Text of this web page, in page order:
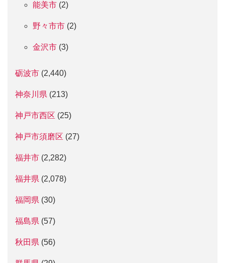
能美市 (2)
野々市市 (2)
金沢市 (3)
砺波市 (2,440)
神奈川県 (213)
神戸市西区 (25)
神戸市須磨区 (27)
福井市 (2,282)
福井県 (2,078)
福岡県 (30)
福島県 (57)
秋田県 (56)